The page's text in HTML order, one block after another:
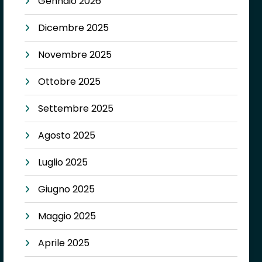
Dicembre 2025
Novembre 2025
Ottobre 2025
Settembre 2025
Agosto 2025
Luglio 2025
Giugno 2025
Maggio 2025
Aprile 2025